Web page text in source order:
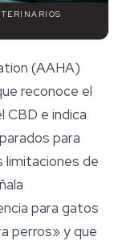
(AAHA)
reconoce el
CBD e indica
para
limitaciones de
para gatos
perros» y que